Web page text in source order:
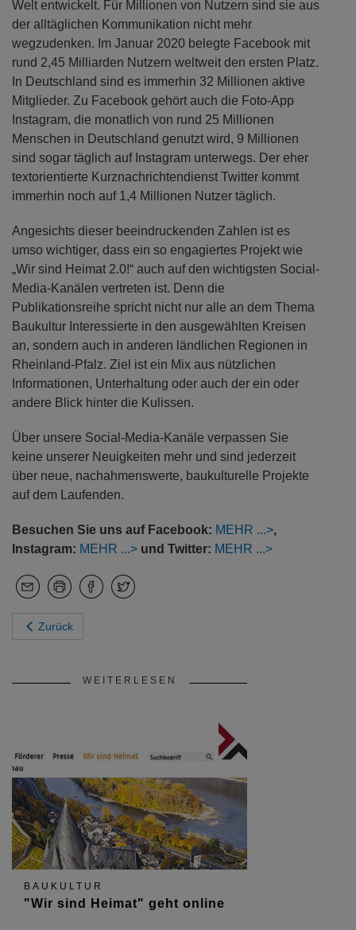
Welt entwickelt. Für Millionen von Nutzern sind sie aus
der alltäglichen Kommunikation nicht mehr
wegzudenken. Im Januar 2020 belegte Facebook mit
rund 2,45 Milliarden Nutzern weltweit den ersten Platz.
In Deutschland sind es immerhin 32 Millionen aktive
Mitglieder. Zu Facebook gehört auch die Foto-App
Instagram, die monatlich von rund 25 Millionen
Menschen in Deutschland genutzt wird, 9 Millionen
sind sogar täglich auf Instagram unterwegs. Der eher
textorientierte Kurznachrichtendienst Twitter kommt
immerhin noch auf 1,4 Millionen Nutzer täglich.
Angesichts dieser beeindruckenden Zahlen ist es
umso wichtiger, dass ein so engagiertes Projekt wie
„Wir sind Heimat 2.0!“ auch auf den wichtigsten Social-
Media-Kanälen vertreten ist. Denn die
Publikationsreihe spricht nicht nur alle an dem Thema
Baukultur Interessierte in den ausgewählten Kreisen
an, sondern auch in anderen ländlichen Regionen in
Rheinland-Pfalz. Ziel ist ein Mix aus nützlichen
Informationen, Unterhaltung oder auch der ein oder
andere Blick hinter die Kulissen.
Über unsere Social-Media-Kanäle verpassen Sie
keine unserer Neuigkeiten mehr und sind jederzeit
über neue, nachahmenswerte, baukulturelle Projekte
auf dem Laufenden.
Besuchen Sie uns auf Facebook: MEHR
,
Instagram: MEHR und Twitter: MEHR
Zurück
WEITERLESEN
BAUKULTUR
"Wir sind Heimat" geht online